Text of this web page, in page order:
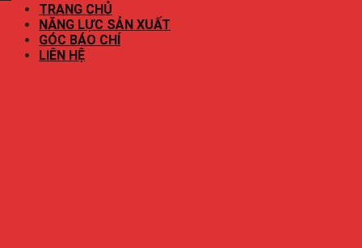
TRANG CHỦ
NĂNG LỰC SẢN XUẤT
GÓC BÁO CHÍ
LIÊN HỆ